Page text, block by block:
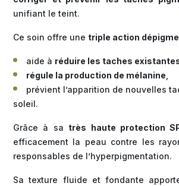
unifiant le teint.
Ce soin offre une triple action
aide à réduire les taches
régule la production de mélanine
prévient l’apparition de nouvelles
soleil.
Grâce à sa très haute protection
efficacement la peau contre les
responsables de l’hyperpigmentation.
Sa texture fluide et fondante